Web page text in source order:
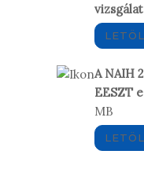
A NAIH
EESZT
MB